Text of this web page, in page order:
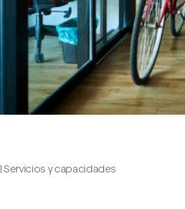
|Servicios y capacidades